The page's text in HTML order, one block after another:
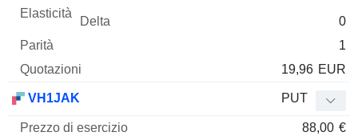
0
1
19,96 EUR
VH1JAK PUT
88,00 €